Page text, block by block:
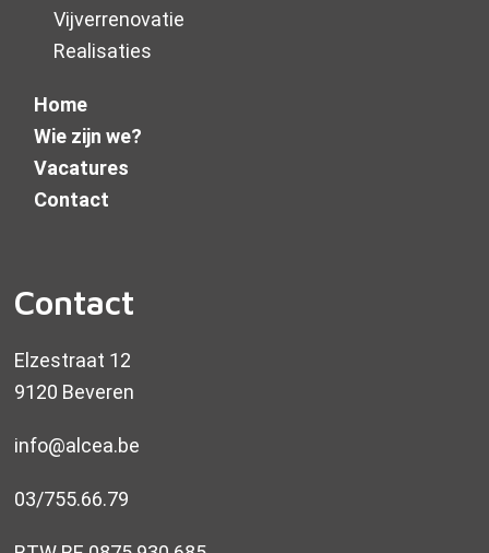
Vijverrenovatie
Realisaties
Home
Wie zijn we?
Vacatures
Contact
Contact
Elzestraat 12
9120 Beveren
info@alcea.be
03/755.66.79